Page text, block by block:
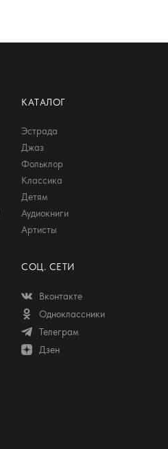
КАТАЛОГ
Эстрада
Джаз
Фольклор
Классика
Детям
Аудиокниги
Артисты
СОЦ. СЕТИ
Вконтакте
Одноклассники
Телеграм
Дзен